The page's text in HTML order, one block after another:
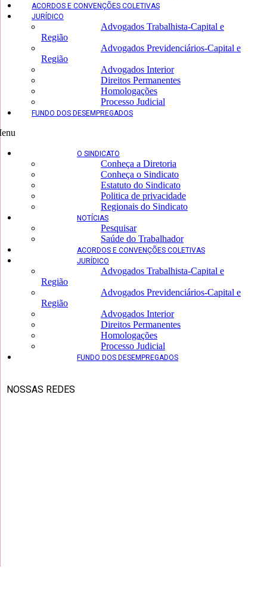
ACORDOS E CONVENÇÕES COLETIVAS
JURÍDICO
Advogados Trabalhista-Capital e
Região
Advogados Previdenciários-Capital e
Região
Advogados Interior
Direitos Permanentes
Homologações
Processo Judicial
FUNDO DOS DESEMPREGADOS
O SINDICATO
Conheça a Diretoria
Conheça o Sindicato
Estatuto do Sindicato
Politica de privacidade
Regionais do Sindicato
NOTÍCIAS
Pesquisar
Saúde do Trabalhador
ACORDOS E CONVENÇÕES COLETIVAS
JURÍDICO
Advogados Trabalhista-Capital e
Região
Advogados Previdenciários-Capital e
Região
Advogados Interior
Direitos Permanentes
Homologações
Processo Judicial
FUNDO DOS DESEMPREGADOS
NOSSAS REDES